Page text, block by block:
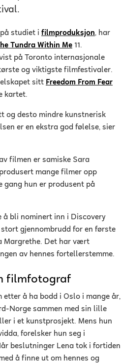
studiet i filmproduksjon, har
Tundra Within Me 11.
på Toronto internasjonale
og viktigste filmfestivaler.
sitt Freedom From Fear
kartet.
og desto mindre kunstnerisk
er en ekstra god følelse, sier
filmen er samiske Sara
mange filmer opp
gang hun er produsent på
å bli nominert inn i Discovery
gjennombrudd for en første
Margrethe. Det har vært
av hennes fortellerstemme.
filmfotograf
etter å ha bodd i Oslo i mange år,
Norge sammen med sin lille
i et kunstprosjekt. Mens hun
forelsker hun seg i
beslutninger Lena tok i fortiden
å finne ut om hennes og